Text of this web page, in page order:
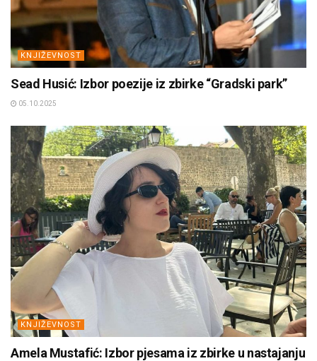
KNJIŽEVNOST
Sead Husić: Izbor poezije iz zbirke “Gradski park”
05.10.2025
KNJIŽEVNOST
Amela Mustafić: Izbor pjesama iz zbirke u nastajanju